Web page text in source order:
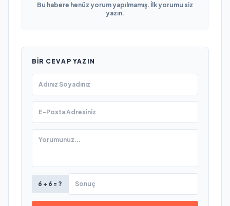
Bu habere henüz yorum yapılmamış. İlk yorumu siz
yazın.
BIR CEVAP YAZIN
6 + 6 = ?